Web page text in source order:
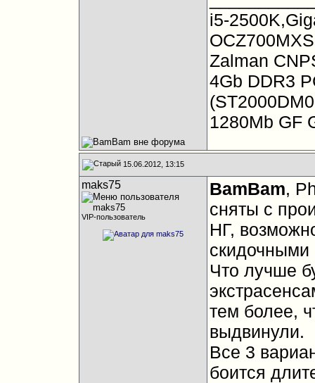
i5-
Zalman
4Gb DDR3
1280Mb GF
15.06.2012, 13:15
maks75
VIP-пользователь
BamBam,
сняты с
НГ,
скидочными
Что лучше
тем более,
выдвинули.
Все 3
боится